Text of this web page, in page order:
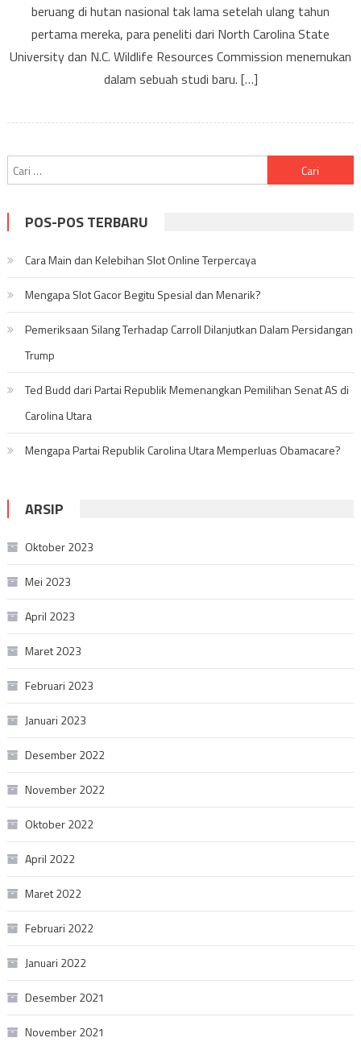
Asheville,
Melahirkan
beruang di hutan nasional tak lama setelah ulang tahun
pertama mereka, para peneliti dari North Carolina State
University dan N.C. Wildlife Resources Commission menemukan
dalam sebuah studi baru. […]
untuk:
POS-POS TERBARU
Cara Main dan Kelebihan Slot Online Terpercaya
Mengapa Slot Gacor Begitu Spesial dan Menarik?
Pemeriksaan Silang Terhadap Carroll Dilanjutkan Dalam Persidangan
Trump
Ted Budd dari Partai Republik Memenangkan Pemilihan Senat AS di
Carolina Utara
Mengapa Partai Republik Carolina Utara Memperluas Obamacare?
ARSIP
Oktober 2023
Mei 2023
April 2023
Maret 2023
Februari 2023
Januari 2023
Desember 2022
November 2022
Oktober 2022
April 2022
Maret 2022
Februari 2022
Januari 2022
Desember 2021
November 2021